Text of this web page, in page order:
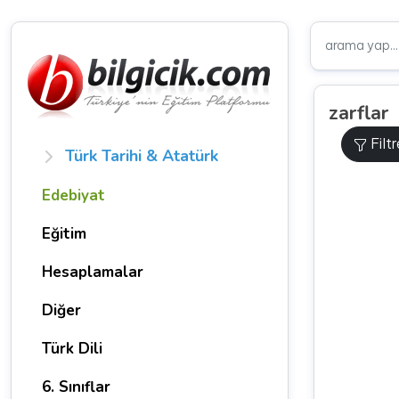
Türk Tarihi & Atatürk
Edebiyat
Eğitim
Hesaplamalar
Diğer
Türk Dili
6. Sınıflar
zarflar